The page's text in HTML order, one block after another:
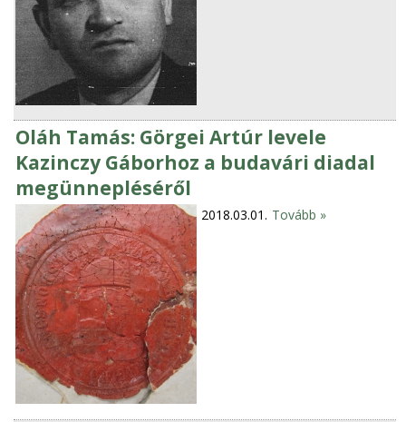
Oláh Tamás: Görgei Artúr levele
Kazinczy Gáborhoz a budavári diadal
megünnepléséről
2018.03.01. Tovább »